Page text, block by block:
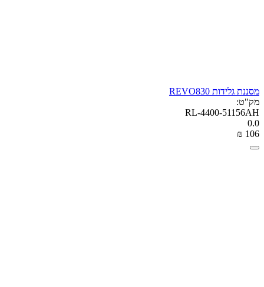
מסננת גלידות REVO830
מק"ט:
RL-4400-51156AH
0.0
₪ ‍106‍